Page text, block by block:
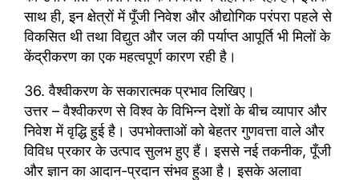
साथ ही, इन क्षेत्रों में पूँजी निवेश और औद्योगिक परंपरा पहले से
विकसित थी तथा विद्युत और जल की पर्याप्त आपूर्ति भी मिलों के
केंद्रीकरण का एक महत्वपूर्ण कारण रही है।
36. वैश्वीकरण के सकारात्मक प्रभाव लिखिए।
उत्तर – वैश्वीकरण से विश्व के विभिन्न देशों के बीच व्यापार और
निवेश में वृद्धि हुई है। उपभोक्ताओं को बेहतर गुणवत्ता वाले और
विविध प्रकार के उत्पाद सुलभ हुए हैं। इससे नई तकनीक, पूँजी
और ज्ञान का आदान-प्रदान संभव हुआ है। इसके अलावा